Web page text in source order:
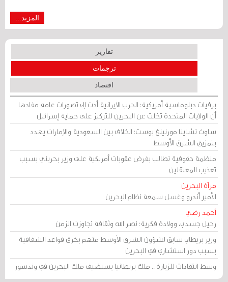
المزيد...
تقارير
ترجمات
اقتصاد
برقيات دبلوماسية أمريكية: الحرب الإيرانية أدت إلى تصورات عامة مفادها
أن الولايات المتحدة تخلت عن البحرين للتركيز على حماية إسرائيل
ساوث تشاينا مورنينغ بوست: الخلاف بين السعودية والإمارات يهدد
بتمزيق الشرق الأوسط
منظمة حقوقية تطالب بفرض عقوبات أمريكية على وزير بحريني بسبب
تعذيب المعتقلين
مرآة البحرين
الأمير أندرو وغسل سمعة نظام البحرين
أحمد رضي
رحيل جسدي، وولادة فكرية: نصر الله وثقافة تجاوزت الزمن
وزير بريطاني سابق لشؤون الشرق الأوسط متهم بخرق قواعد الشفافية
بسبب دور استشاري في البحرين
وسط انتقادات للزيارة .. ملك بريطانيا يستضيف ملك البحرين في وندسور